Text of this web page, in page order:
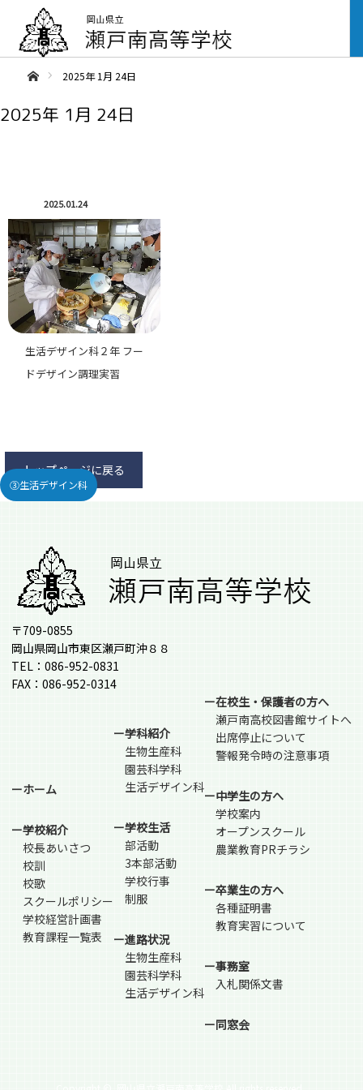
ああホーム2025年 1月 24日
2025年 1月 24日
2025.01.24
生活デザイン科２年 フー
ドデザイン調理実習
③生活デザイン科
トップページに戻る
〒709-0855
岡山県岡山市東区瀬戸町沖８８
TEL：086-952-0831
FAX：086-952-0314
ーホーム
ー学校紹介
校長あいさつ
校訓
校歌
スクールポリシー
学校経営計画書
教育課程一覧表
ー学科紹介
生物生産科
園芸科学科
生活デザイン科
ー学校生活
部活動
3本部活動
学校行事
制服
ー進路状況
生物生産科
園芸科学科
生活デザイン科
ー在校生・保護者の方へ
瀬戸南高校図書館サイトへ
出席停止について
警報発令時の注意事項
ー中学生の方へ
学校案内
オープンスクール
農業教育PRチラシ
ー卒業生の方へ
各種証明書
教育実習について
ー事務室
入札関係文書
ー同窓会